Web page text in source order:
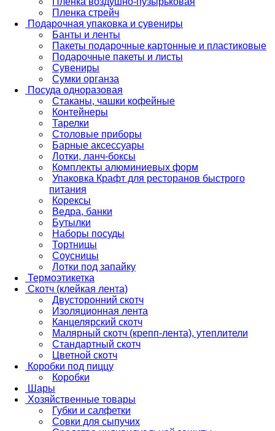
Пленка стрейч
Подарочная упаковка и сувениры
Банты и ленты
Пакеты подарочные картонные и пластиковые
Подарочные пакеты и листы
Сувениры
Сумки органза
Посуда одноразовая
Стаканы, чашки кофейные
Контейнеры
Тарелки
Столовые приборы
Барные аксессуары
Лотки, ланч-боксы
Комплекты алюминиевых форм
Упаковка Крафт для ресторанов быстрого
питания
Корексы
Ведра, банки
Бутылки
Наборы посуды
Тортницы
Соусницы
Лотки под запайку
Термоэтикетка
Скотч (клейкая лента)
Двусторонний скотч
Изоляционная лента
Канцелярский скотч
Малярный скотч (крепп-лента), утеплители
Стандартный скотч
Цветной скотч
Коробки под пиццу
Коробки
Шары
Хозяйственные товары
Губки и салфетки
Совки для сыпучих